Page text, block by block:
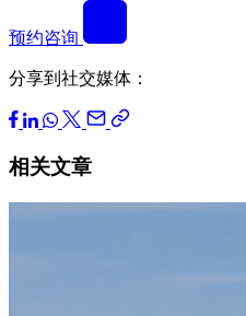
预约咨询
分享到社交媒体：
相关文章